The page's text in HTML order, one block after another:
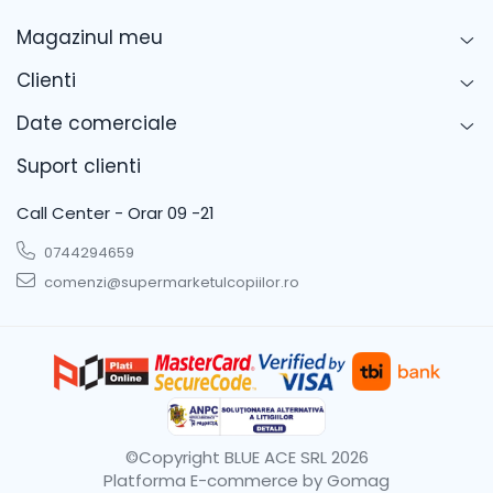
Geci Copii
Caciuli Copii
Marsupii si hamuri bebe
Centre de activitati
Jucarii de baie
Jucarii de tras/impins
Jucarii interactive bebelusi
Jucarii pentru carucioare si
Jucarii zornaitoare
Magazinul meu
Clienti
Date comerciale
Suport clienti
Call Center - Orar 09 -21
0744294659
comenzi@supermarketulcopiilor.ro
©Copyright BLUE ACE SRL 2026
Platforma E-commerce by Gomag